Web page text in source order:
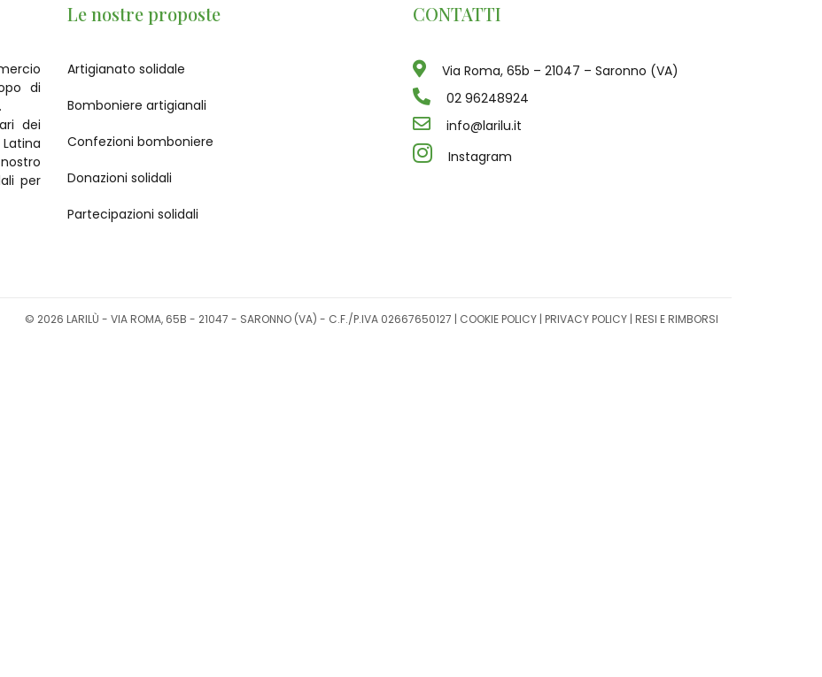
di
dei
per
Le nostre proposte
Artigianato solidale
Bomboniere artigianali
Confezioni bomboniere
Donazioni solidali
Partecipazioni solidali
CONTATTI
Via Roma, 65b – 21047 – Saronno (VA)
02 96248924
info@larilu.it
Instagram
© 2026 LARILÙ - VIA ROMA, 65B - 21047 - SARONNO (VA) - C.F./P.IVA 02667650127 | COOKIE POLICY | PRIVACY POLICY | RESI E RIMBORSI